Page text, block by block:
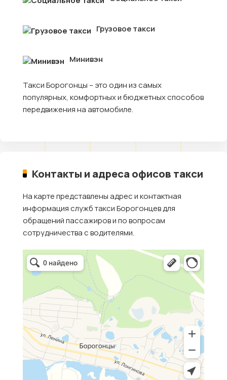
Грузовое такси
Минивэн
Такси Борогонцы – это один из самых
популярных, комфортных и бюджетных способов
передвижения на автомобиле.
Контакты и адреса офисов такси
На карте представлены адрес и контактная
информация служб такси Борогонцев для
обращений пассажиров и по вопросам
сотрудничества с водителями.